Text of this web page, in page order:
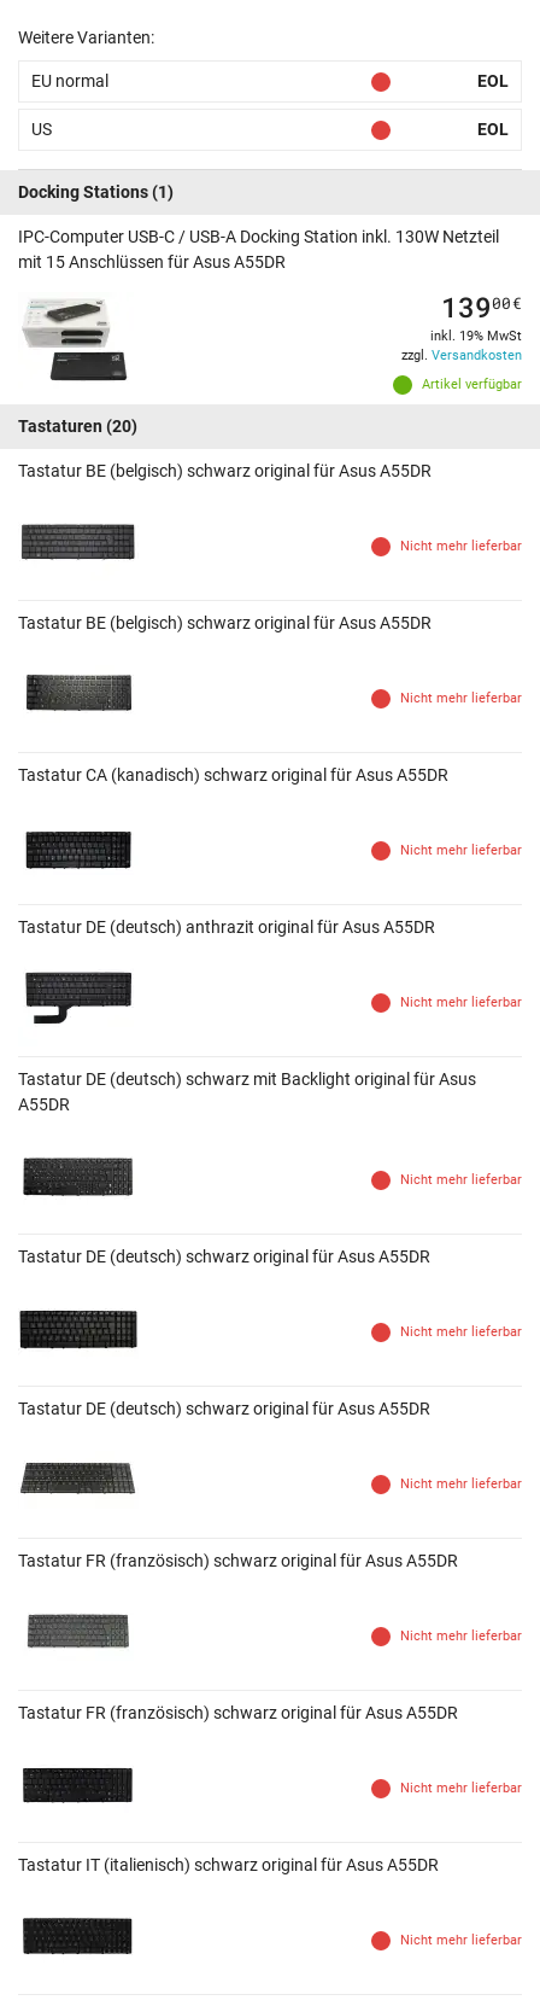
Weitere Varianten:
EU normal EOL
US EOL
Docking Stations(1)
IPC-Computer USB-C / USB-A Docking Station inkl. 130W Netzteil
mit 15 Anschlüssen für Asus A55DR
Artikel verfügbar
13900€
inkl. 19% MwSt
zzgl. Versandkosten
Tastaturen (20)
Tastatur BE (belgisch) schwarz original für Asus A55DR
Nicht mehr lieferbar
Tastatur BE (belgisch) schwarz original für Asus A55DR
Nicht mehr lieferbar
Tastatur CA (kanadisch) schwarz original für Asus A55DR
Nicht mehr lieferbar
Tastatur DE (deutsch) anthrazit original für Asus A55DR
Nicht mehr lieferbar
Tastatur DE (deutsch) schwarz mit Backlight original für Asus
A55DR
Nicht mehr lieferbar
Tastatur DE (deutsch) schwarz original für Asus A55DR
Nicht mehr lieferbar
Tastatur DE (deutsch) schwarz original für Asus A55DR
Nicht mehr lieferbar
Tastatur FR (französisch) schwarz original für Asus A55DR
Nicht mehr lieferbar
Tastatur FR (französisch) schwarz original für Asus A55DR
Nicht mehr lieferbar
Tastatur IT (italienisch) schwarz original für Asus A55DR
Nicht mehr lieferbar